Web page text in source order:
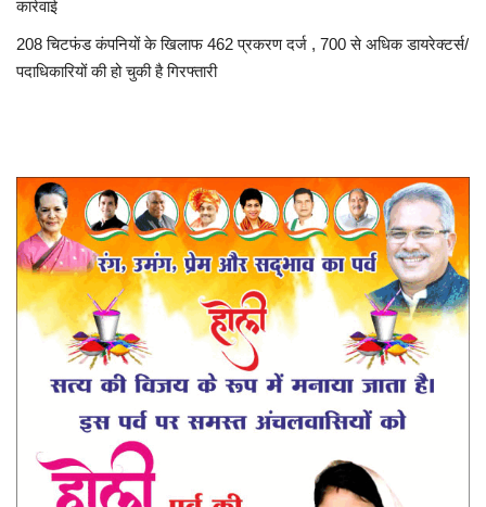
कार्रवाई
208 चिटफंड कंपनियों के खिलाफ 462 प्रकरण दर्ज , 700 से अधिक डायरेक्टर्स/
पदाधिकारियों की हो चुकी है गिरफ्तारी